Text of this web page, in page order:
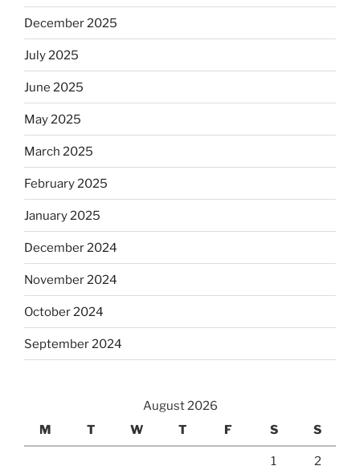
December 2025
July 2025
June 2025
May 2025
March 2025
February 2025
January 2025
December 2024
November 2024
October 2024
September 2024
August 2026
M
T W T F S S
1 2